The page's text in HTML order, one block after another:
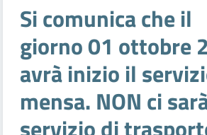
Si comunica che il
giorno 01 ottobre
avrà inizio il
mensa. NON ci